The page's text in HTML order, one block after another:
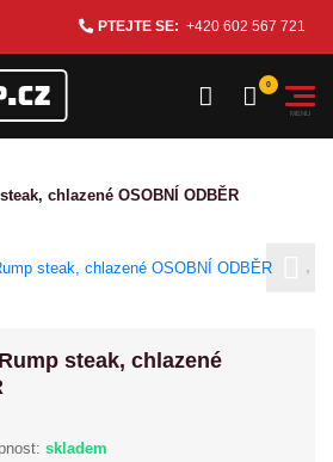
PTEJTE SE: +420 602 567 721
chlazené OSOBNÍ ODBĚR
Next
steak, chlazené
skladem